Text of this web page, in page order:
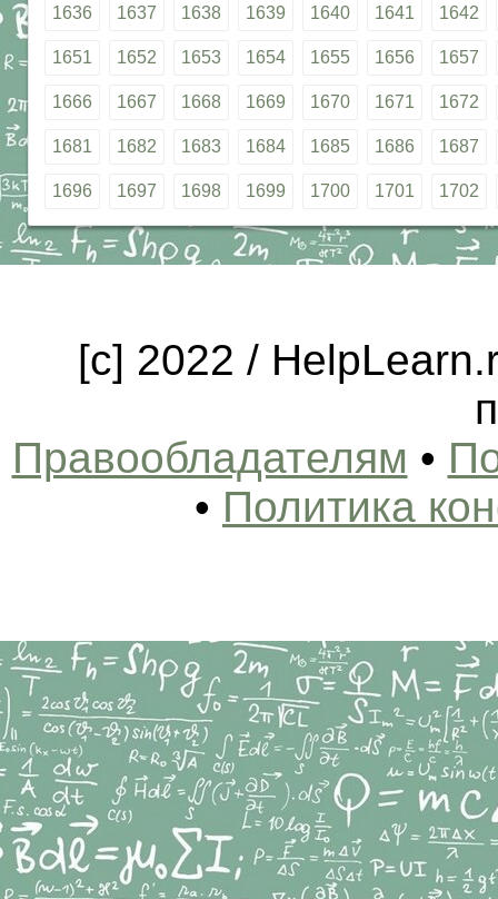
1636 1637 1638 1639 1640 1641 1642
1651 1652 1653 1654 1655 1656 1657
1666 1667 1668 1669 1670 1671 1672
1681 1682 1683 1684 1685 1686 1687
1696 1697 1698 1699 1700 1701 1702
[c] 2022 /
Правообладателям •
• Политика